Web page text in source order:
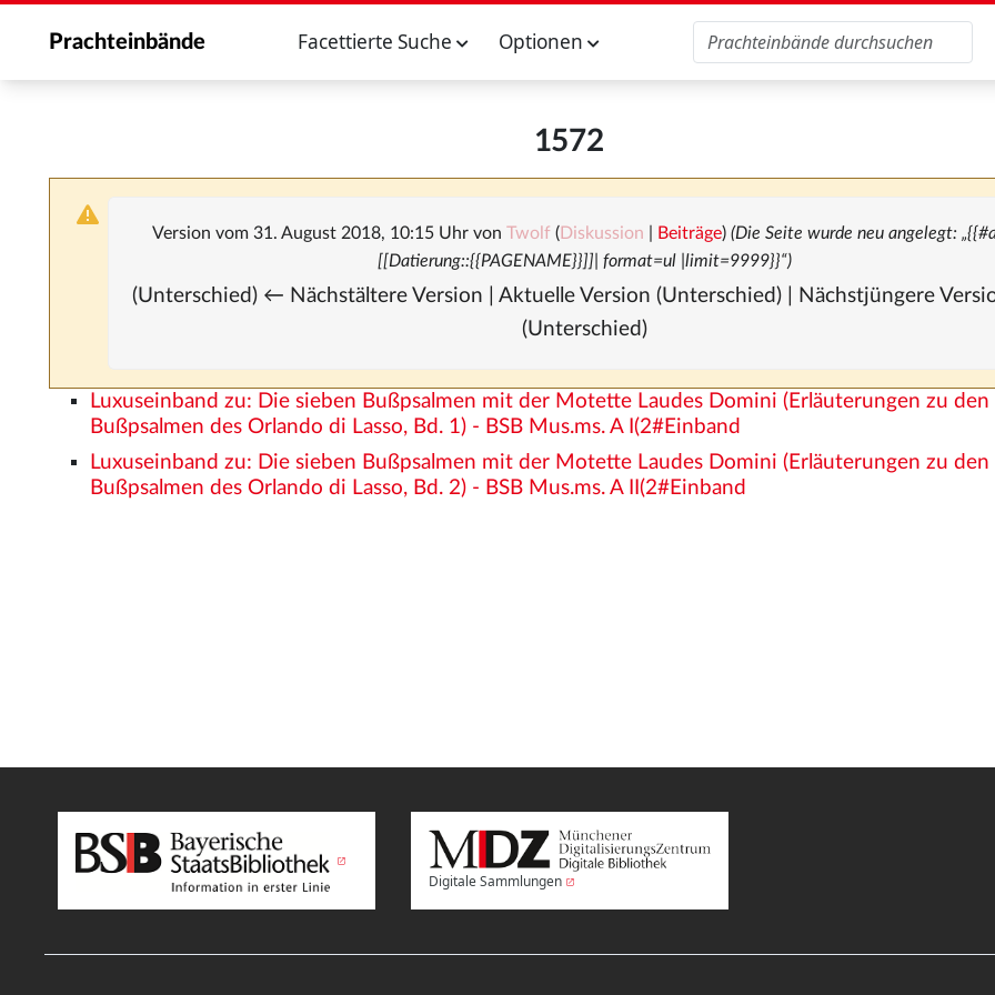
Prachteinbände Facettierte Suche Optionen
1572
Version vom 31. August 2018, 10:15 Uhr von Twolf (Diskussion Beiträge) (Die Seite wurde neu angelegt:
[[Datierung::{{PAGENAME}}]]| format=ul |limit=9999}}“)
(Unterschied) ← Nächstältere Version | Aktuelle Version (Unterschied) | Nächstjüngere
(Unterschied)
Luxuseinband zu: Die sieben Bußpsalmen mit der Motette Laudes Domini (Erläuterungen zu den
Bußpsalmen des Orlando di Lasso, Bd. 1) - BSB Mus.ms. A I(2#Einband
Luxuseinband zu: Die sieben Bußpsalmen mit der Motette Laudes Domini (Erläuterungen zu den
Bußpsalmen des Orlando di Lasso, Bd. 2) - BSB Mus.ms. A II(2#Einband
Digitale Sammlungen